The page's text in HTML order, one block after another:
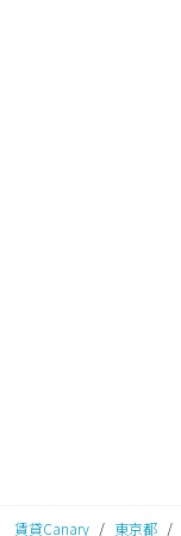
賃貸Canary / 東京都 /